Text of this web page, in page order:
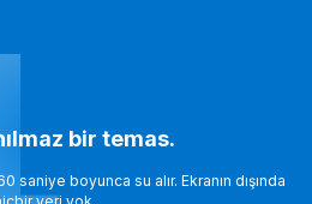
bir temas.
saniye boyunca su alır. Ekranın dışında